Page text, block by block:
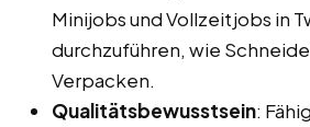
Minijobs und Vollzeitjobs in
durchzuführen, wie
Verpacken.
Qualitätsbewusstsein: